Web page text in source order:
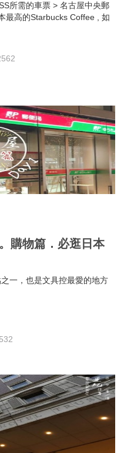
所需的車票 > 名古屋中央郵
最高的Starbucks Coffee , 如
購物篇．必逛日本
一，也是文具控最愛的地方